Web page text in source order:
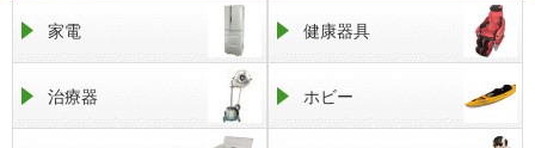
家電 健康器具
治療器 ホビー